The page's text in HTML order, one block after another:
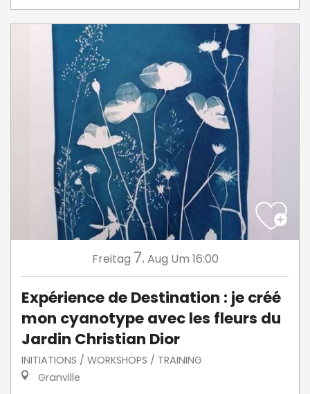
Freitag 7. Aug Um 16:00
Expérience de Destination : je créé
mon cyanotype avec les fleurs du
Jardin Christian Dior
INITIATIONS / WORKSHOPS / TRAINING
Granville